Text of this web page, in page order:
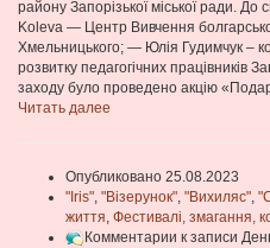
району Запорізької міської ради.
Koleva — Центр Вивчення
Хмельницького; — Юлія Гудимчук –
розвитку педагогічних працівників
заходу було проведено акцію
Читать далее
Опубликовано 25.08.2023
"Iris", "Візерунок", "Вихиляс",
життя, Фестивалі, змагання,
Комментарии к записи